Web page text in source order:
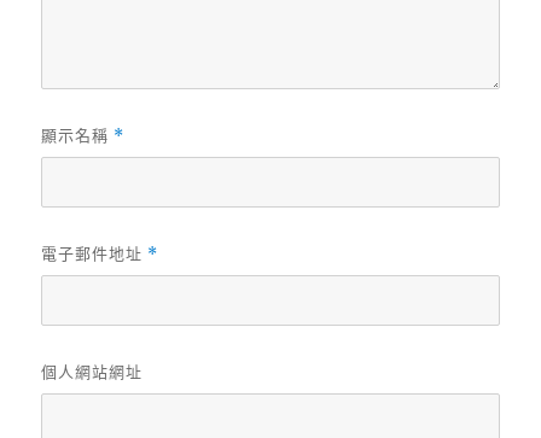
顯示名稱 *
電子郵件地址 *
個人網站網址